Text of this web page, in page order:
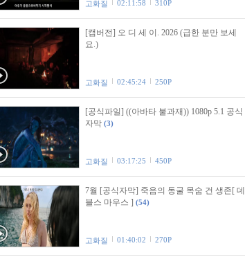
고화질 02:11:58 310P
[캠버전] 오 디 세 이. 2026 (급한 분만 보세
요.)
고화질 02:45:24 250P
[공식파일] ((아바타 불과재)) 1080p 5.1 공식
자막 (3)
고화질 03:17:25 450P
7월 [공식자막] 죽음의 동굴 목숨 건 생존[ 데
블스 마우스 ] (54)
고화질 01:40:02 270P